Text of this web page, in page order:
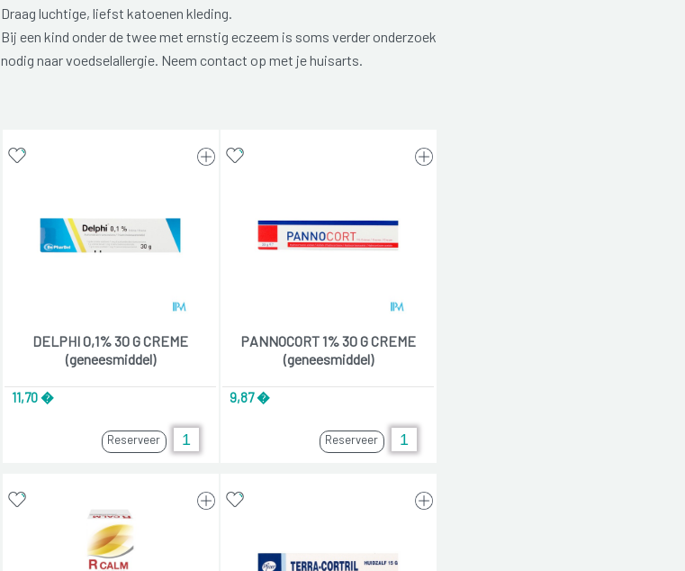
Draag luchtige, liefst katoenen kleding.
Bij een kind onder de twee met ernstig eczeem is soms verder onderzoek
nodig naar voedselallergie. Neem contact op met je huisarts.
DELPHI 0,1% 30 G CREME
(geneesmiddel)
11,70 �
Reserveer
PANNOCORT 1% 30 G CREME
(geneesmiddel)
9,87 �
Reserveer